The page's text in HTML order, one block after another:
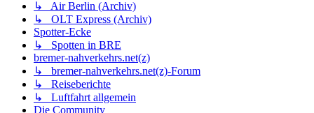
↳ Air Berlin (Archiv)
↳ OLT Express (Archiv)
Spotter-Ecke
↳ Spotten in BRE
bremer-nahverkehrs.net(z)
↳ bremer-nahverkehrs.net(z)-Forum
↳ Reiseberichte
↳ Luftfahrt allgemein
Die Community